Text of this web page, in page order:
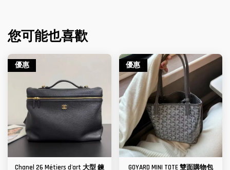
您可能也喜歡
優惠
Chanel 26 Métiers d'art 大型 鍊
優惠
GOYARD MINI TOTE 雙面購物包